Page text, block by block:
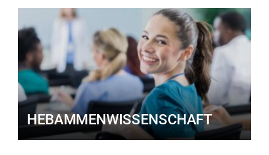
HEBAMMENWISSENSCHAFT